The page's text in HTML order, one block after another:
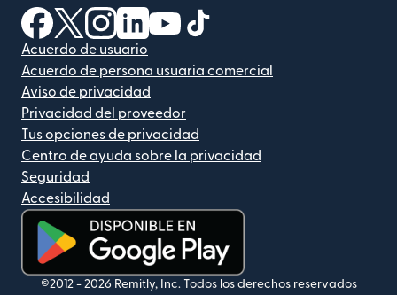
(se abre en una ventana nueva)
(se abre en una ventana nueva)
(se abre en una ventana nueva)
(se abre en una ventana nueva)
(se abre en una ventana nueva)
Acuerdo de usuario
Acuerdo de persona usuaria comercial
Aviso de privacidad
Privacidad del proveedor
Tus opciones de privacidad
Centro de ayuda sobre la privacidad
Seguridad
Accesibilidad
(se abre en una ventana nueva)
©2012 - 2026 Remitly, Inc. Todos los derechos reservados